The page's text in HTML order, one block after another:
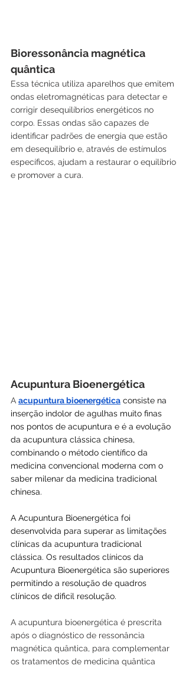
Bioressonância magnética
quântica
Essa técnica utiliza aparelhos que emitem
ondas eletromagnéticas para detectar e
corrigir desequilíbrios energéticos no
corpo. Essas ondas são capazes de
identificar padrões de energia que estão
em desequilíbrio e, através de estímulos
específicos, ajudam a restaurar o equilíbrio
e promover a cura.
Acupuntura Bioenergética
A acupuntura bioenergética consiste na
inserção indolor de agulhas muito finas
nos pontos de acupuntura e é a evolução
da acupuntura clássica chinesa,
combinando o método científico da
medicina convencional moderna com o
saber milenar da medicina tradicional
chinesa.
A Acupuntura Bioenergética foi
desenvolvida para superar as limitações
clínicas da acupuntura tradicional
clássica. Os resultados clínicos da
Acupuntura Bioenergética são superiores
permitindo a resolução de quadros
clínicos de dificil resolução.
A acupuntura bioenergética é prescrita
após o diagnóstico de ressonância
magnética quântica, para complementar
os tratamentos de medicina quântica